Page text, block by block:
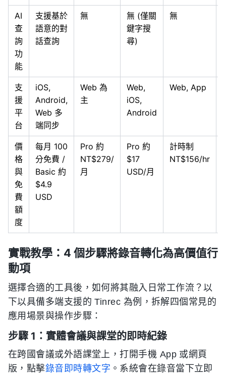
AI
查
詢
功
能
支援基於
語意的對
話查詢
無
無 (僅關
鍵字搜
尋)
無
支
援
平
台
iOS,
Android,
Web 多
端同步
Web 為
主
Web,
iOS,
Android
Web, App
價
格
與
免
費
額
度
每月 100
分免費 /
Basic 約
$4.9
USD
Pro 約
NT$279/
月
Pro 約
$17
USD/月
計時制
NT$156/hr
實戰教學：4 個步驟將錄音轉化為高價值行
動項
選擇合適的工具後，如何將其融入日常工作流？以
下以具備多端支援的 Tinrec 為例，拆解四個常見的
應用場景與操作步驟：
步驟 1：實體會議與課堂的即時紀錄
在跨國會議或外語課堂上，打開手機 App 或網頁
版，點擊錄音即時轉文字 。系統會在錄音當下立即